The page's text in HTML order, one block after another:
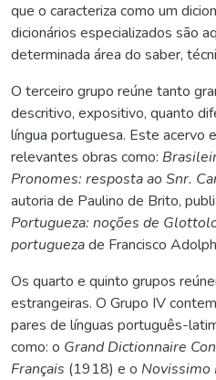
que o caracteriza como um
dicionários especializados são
determinada área do saber,
O terceiro grupo reúne tanto
descritivo, expositivo, quanto
língua portuguesa. Este acervo
relevantes obras como:
Pronomes: resposta ao Snr.
autoria de Paulino de Brito,
Portugueza: noções de
portuguezade Francisco
Os quarto e quinto grupos
estrangeiras. O Grupo IV
pares de línguas português-
como: o Grand Dictionnaire
Français (1918) e o Novissimo